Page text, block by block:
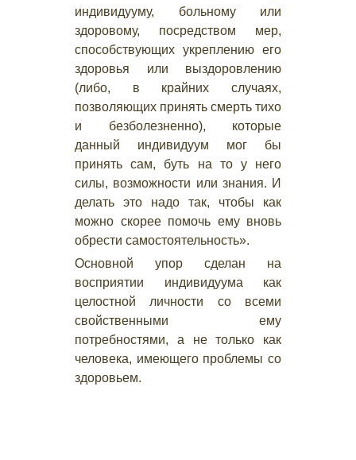
индивидууму, больному или
здоровому, посредством мер,
способствующих укреплению его
здоровья или выздоровлению
(либо, в крайних случаях,
позволяющих принять смерть тихо
и безболезненно), которые
данный индивидуум мог бы
принять сам, буть на то у него
силы, возможности или знания. И
делать это надо так, чтобы как
можно скорее помочь ему вновь
обрести самостоятельность».
Основной упор сделан на
восприятии индивидуума как
целостной личности со всеми
свойственными ему
потребностями, а не только как
человека, имеющего проблемы со
здоровьем.